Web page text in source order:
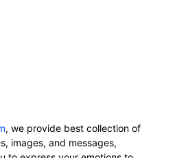
, we provide best collection of
images, and messages,